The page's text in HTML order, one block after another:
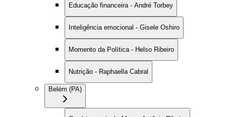
Educação financeira - André Torbey
Inteligência emocional - Gisele Oshiro
Momento da Política - Helso Ribeiro
Nutrição - Raphaella Cabral
Belém (PA)